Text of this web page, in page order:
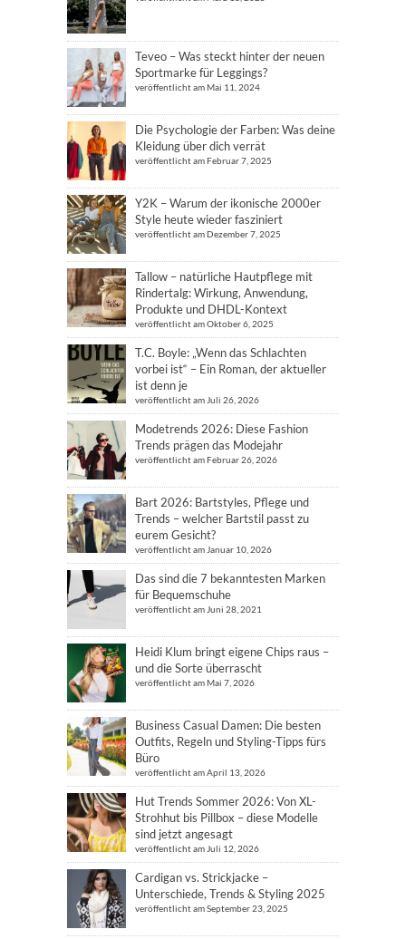
Teveo – Was steckt hinter der neuen
Sportmarke für Leggings?
veröffentlicht am Mai 11, 2024
Die Psychologie der Farben: Was deine
Kleidung über dich verrät
veröffentlicht am Februar 7, 2025
Y2K – Warum der ikonische 2000er
Style heute wieder fasziniert
veröffentlicht am Dezember 7, 2025
Tallow – natürliche Hautpflege mit
Rindertalg: Wirkung, Anwendung,
Produkte und DHDL-Kontext
veröffentlicht am Oktober 6, 2025
T.C. Boyle: „Wenn das Schlachten
vorbei ist“ – Ein Roman, der aktueller
ist denn je
veröffentlicht am Juli 26, 2026
Modetrends 2026: Diese Fashion
Trends prägen das Modejahr
veröffentlicht am Februar 26, 2026
Bart 2026: Bartstyles, Pflege und
Trends – welcher Bartstil passt zu
eurem Gesicht?
veröffentlicht am Januar 10, 2026
Das sind die 7 bekanntesten Marken
für Bequemschuhe
veröffentlicht am Juni 28, 2021
Heidi Klum bringt eigene Chips raus –
und die Sorte überrascht
veröffentlicht am Mai 7, 2026
Business Casual Damen: Die besten
Outfits, Regeln und Styling-Tipps fürs
Büro
veröffentlicht am April 13, 2026
Hut Trends Sommer 2026: Von XL-
Strohhut bis Pillbox – diese Modelle
sind jetzt angesagt
veröffentlicht am Juli 12, 2026
Cardigan vs. Strickjacke –
Unterschiede, Trends & Styling 2025
veröffentlicht am September 23, 2025